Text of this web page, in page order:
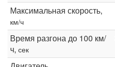
Максимальная скорость,
км/ч
Время разгона до 100 км/
ч, сек